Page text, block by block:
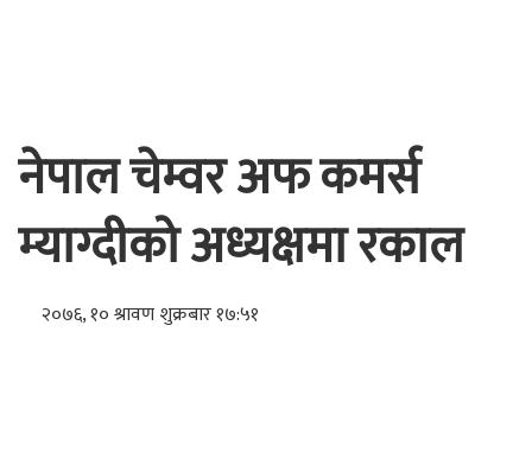
नेपाल चेम्वर अफ कमर्स
म्याग्दीको अध्यक्षमा रकाल
२०७६, १० श्रावण शुक्रबार १७:५१